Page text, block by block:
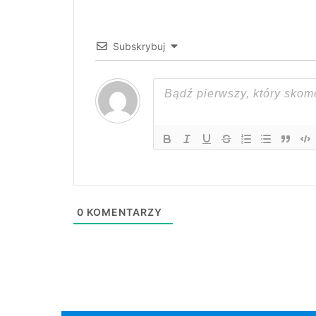
Subskrybuj
0 KOMENTARZY